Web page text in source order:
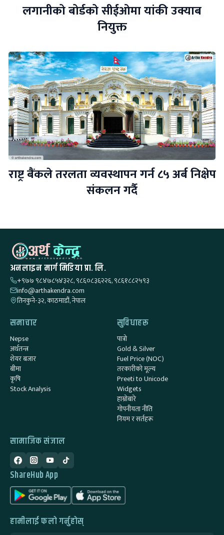
लगानीको बोर्डको सीईओमा यांकी उक्याब
नियुक्त
राष्ट्र बैंकले तरलता व्यवस्थापन गर्न ८५ अर्ब निक्षेप
संकलन गर्दै
अनलाइन मार्ग मिडिया प्रा. लि.
+९७७ ९८४७८५४३२८, ९८६०८३६२२६, ९८६१८८२५९३
info@arthakendra.com
तिनकुने-३२, काठमाडौं, नेपाल
समाचार
Nepse
अर्थतन्त्र
शेयर बजार
बीमा
कृषि
Stock Analysis
सुविधाहरू
पात्रो
Gold & Silver
Fuel Price (NOC)
तरकारीको मूल्य
Preeti to Unicode
Widgets
हाम्रोबारे
गोपनीयता नीति
नियम र सर्तहरू
सामाजिक संजाल
ShareHub App
हामीलाई फलो गर्नुहोस्